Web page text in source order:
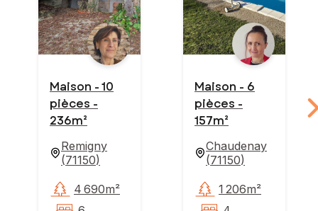
Maison - 10
pièces -
236m²
Remigny
(71150)
4 690m²
Maison - 6
pièces -
157m²
Chaudenay
(71150)
1 206m²